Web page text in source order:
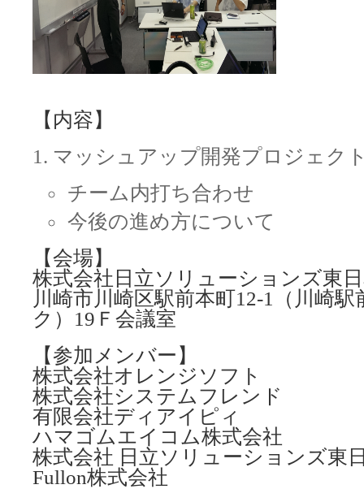
【内容】
マッシュアップ開発プロジェク
チーム内打ち合わせ
今後の進め方について
【会場】
株式会社日立ソリューションズ東
川崎市川崎区駅前本町12-1（川崎
ク）19Ｆ会議室
【参加メンバー】
株式会社オレンジソフト
株式会社システムフレンド
有限会社ディアイピィ
ハマゴムエイコム株式会社
株式会社 日立ソリューションズ東
Fullon株式会社